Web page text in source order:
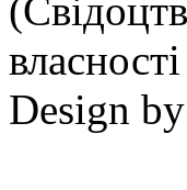
Design by